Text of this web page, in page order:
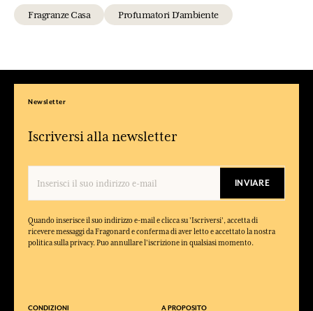
Fragranze Casa Profumatori D'ambiente
Newsletter
Iscriversi alla newsletter
INVIARE
Quando inserisce il suo indirizzo e-mail e clicca su 'Iscriversi', accetta di
ricevere messaggi da Fragonard e conferma di aver letto e accettato la nostra
politica sulla privacy. Puo annullare l'iscrizione in qualsiasi momento.
CONDIZIONI A PROPOSITO